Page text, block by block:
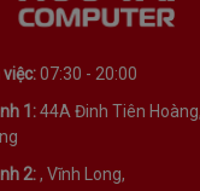
07:30 - 20:00
1:44A Đinh Tiên
2:, Vĩnh Long,